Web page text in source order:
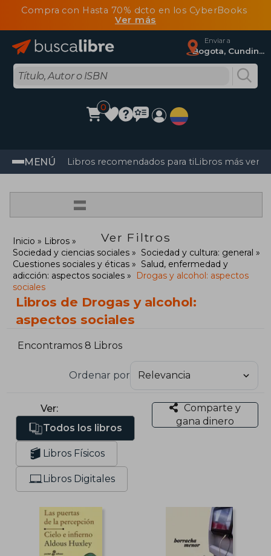
Compra con Hasta 70% dcto en los CyberBooks
Ver más
Enviar a
Bogota, Cundinamarca
0
MENÚ Libros recomendados para tiLibros más
=
Ver Filtros
Inicio
Libros
Sociedad y ciencias sociales
Sociedad y cultura: general
Cuestiones sociales y éticas
Salud, enfermedad y
adicción: aspectos sociales
Drogas y alcohol: aspectos
sociales
Libros de Drogas y alcohol:
aspectos sociales
Encontramos 8 Libros
Ordenar por
Ver:
Todos los libros
Libros Físicos
Libros Digitales
Comparte y
gana dinero